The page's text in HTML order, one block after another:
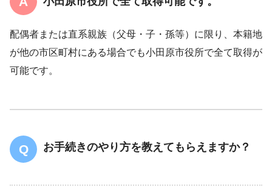
配偶者または直系親族（父母・子・孫等）に限り、本籍地
が他の市区町村にある場合でも小田原市役所で全て取得が
可能です。
お手続きのやり方を教えてもらえますか？